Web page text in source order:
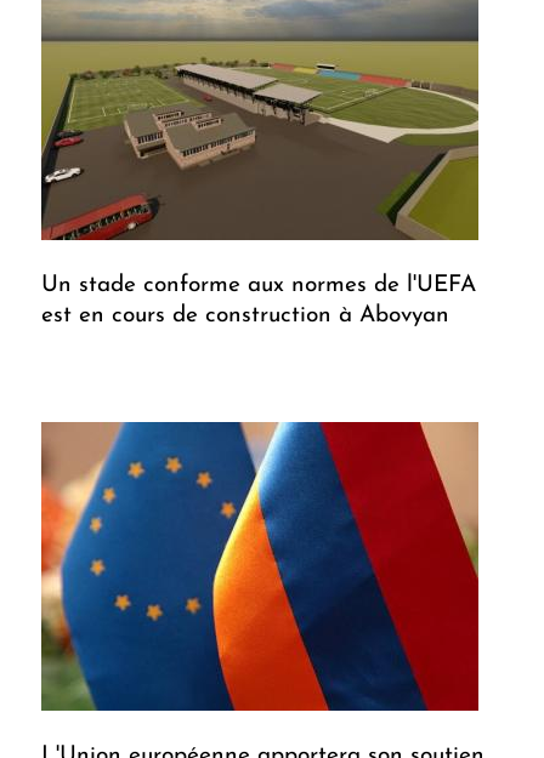
Un stade conforme aux normes de l'UEFA
est en cours de construction à Abovyan